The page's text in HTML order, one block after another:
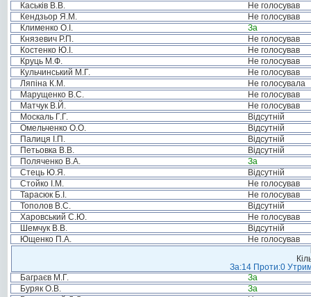
Каськів В.В.
Не голосував
Кендзьор Я.М.
Не голосував
Клименко О.І.
За
Князевич Р.П.
Не голосував
Костенко Ю.І.
Не голосував
Круць М.Ф.
Не голосував
Кульчинський М.Г.
Не голосував
Ляпіна К.М.
Не голосувала
Марущенко В.С.
Не голосував
Матчук В.Й.
Не голосував
Москаль Г.Г.
Відсутній
Омельченко О.О.
Відсутній
Палиця І.П.
Відсутній
Петьовка В.В.
Відсутній
Поляченко В.А.
За
Стець Ю.Я.
Відсутній
Стойко І.М.
Не голосував
Тарасюк Б.І.
Не голосував
Тополов В.С.
Відсутній
Харовський С.Ю.
Не голосував
Шемчук В.В.
Відсутній
Ющенко П.А.
Не голосував
За:14 Проти:0
Баграєв М.Г.
За
Буряк О.В.
За